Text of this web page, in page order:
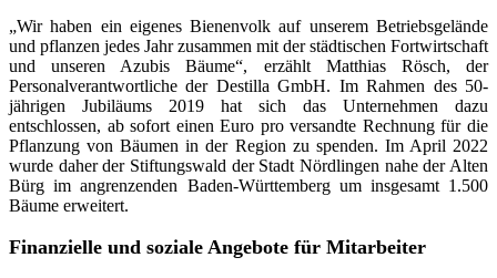
„Wir haben ein eigenes Bienenvolk auf unserem Betriebsgelände
und pflanzen jedes Jahr zusammen mit der städtischen Fortwirtschaft
und unseren Azubis Bäume“, erzählt Matthias Rösch, der
Personalverantwortliche der Destilla GmbH. Im Rahmen des 50-
jährigen Jubiläums 2019 hat sich das Unternehmen dazu
entschlossen, ab sofort einen Euro pro versandte Rechnung für die
Pflanzung von Bäumen in der Region zu spenden. Im April 2022
wurde daher der Stiftungswald der Stadt Nördlingen nahe der Alten
Bürg im angrenzenden Baden-Württemberg um insgesamt 1.500
Bäume erweitert.
Finanzielle und soziale Angebote für Mitarbeiter